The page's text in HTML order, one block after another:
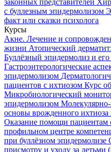
законных представителей
с буллезным эпидермолизом
факт или сказки психолога
Курсы
Акне. Лечение и
жизни Атопический
Буллёзный эпидермолиз и его
Гастроэнтерологические
эпидермолизом
пациентов с ихтиозом Курс
Микробиологический
эпидермолизом
основы врожденного ихтиоза
Оказание помощи пациентам
профильном центре
при буллёзном эпидермолизе
присмотру и уходу за детьми